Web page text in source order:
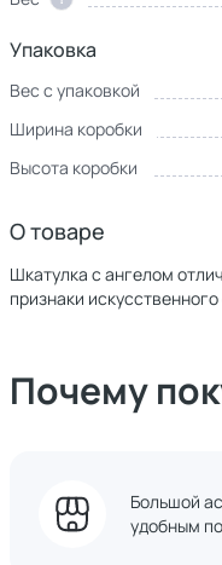
Упаковка
Вес с упаковкой
Ширина коробки
Высота коробки
О товаре
Шкатулка с ангелом
признаки
Почему
Большой
удобным